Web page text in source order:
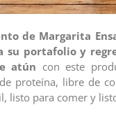
de Margarita
su portafolio y
atún con este
proteína, libre de
listo para comer y